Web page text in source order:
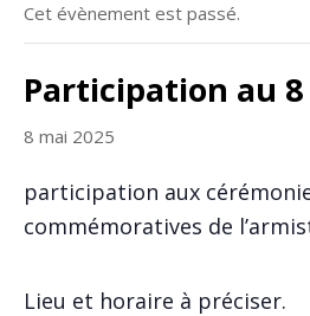
Cet évènement est passé.
Participation au
8 mai 2025
participation aux
commémoratives de
Lieu et horaire à préciser.